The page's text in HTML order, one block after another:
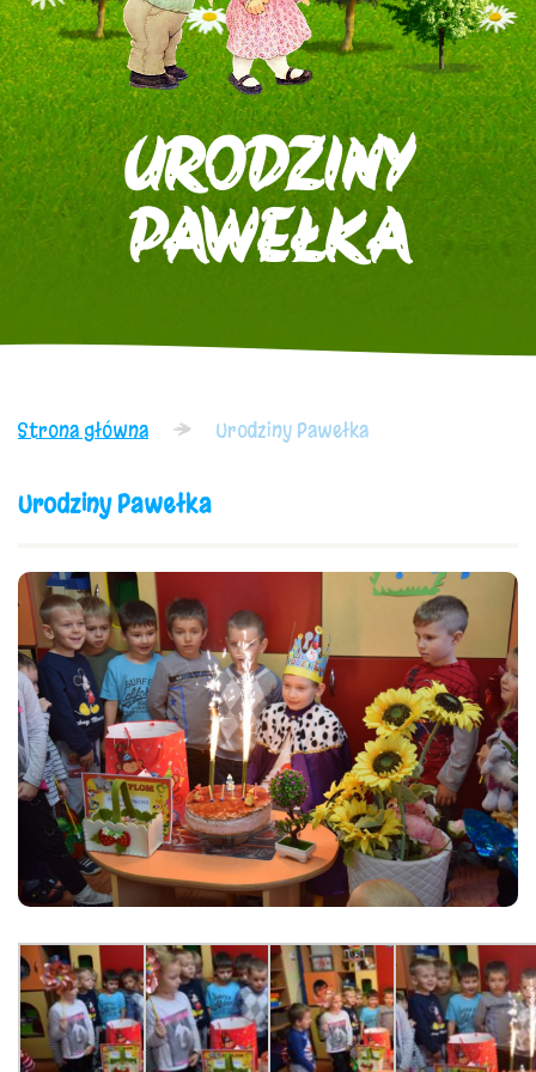
URODZINY
PAWEŁKA
Strona główna Urodziny Pawełka
Urodziny Pawełka